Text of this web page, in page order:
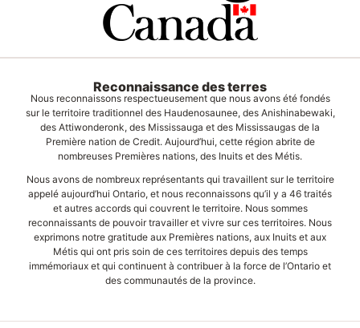
Reconnaissance des terres
Nous reconnaissons respectueusement que nous avons été fondés
sur le territoire traditionnel des Haudenosaunee, des Anishinabewaki,
des Attiwonderonk, des Mississauga et des Mississaugas de la
Première nation de Credit. Aujourd’hui, cette région abrite de
nombreuses Premières nations, des Inuits et des Métis.
Nous avons de nombreux représentants qui travaillent sur le territoire
appelé aujourd’hui Ontario, et nous reconnaissons qu’il y a 46 traités
et autres accords qui couvrent le territoire. Nous sommes
reconnaissants de pouvoir travailler et vivre sur ces territoires. Nous
exprimons notre gratitude aux Premières nations, aux Inuits et aux
Métis qui ont pris soin de ces territoires depuis des temps
immémoriaux et qui continuent à contribuer à la force de l’Ontario et
des communautés de la province.